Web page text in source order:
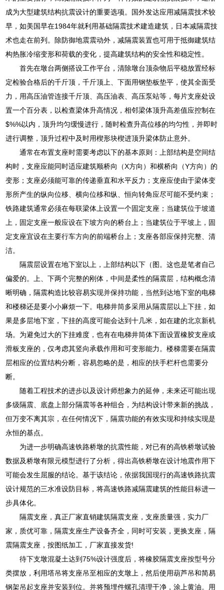
成为大型建筑结构抗震设计的重要选项。国外发达应用减隔震技术较
早，如美国早在1984年就利用基础隔震技术建造建筑，日本减隔震技
术也走在前列。除防御地震震动外，减隔震装置也可用于抵御建筑结
构热胀冷缩变形和荷载的变化，提高建筑结构的安全性和稳定性。
首先在墩台两侧搭设工作平台，清除墩台顶杂物后平稳放置经标
定检验合格后的千斤顶，千斤顶上、下面用钢垫板垫平，使其全面受
力，用高压油管连接千斤顶、高压油表、高压泵站等，每片支座处设
置一个百分表，以检查梁体升高情况，相邻梁体顶升高差值应控制在
$%%以内，顶升均匀缓慢进行，随时检查升高位移的均匀性，并即时
进行调整，顶升过程中及时用楔形块楔进顶升梁体防止意外。
通常在布置支座时需要考虑以下的基本原则：上部结构是空间结
构时，支座应能同时适应建筑顺桥向（X方向）和横桥向（Y方向）的
变形；支座必须能可靠的传递垂直和水平反力；支座应使由于梁体变
形所产生的纵向位移、横向位移和纵、恒向转角应尽可能不受约束；
铁路建筑通常必须在每联梁体上设置一个固定支座；当建筑位于坡道
上，固定支座一般应设在下坡方向的桥台上；当建筑位于平坡上，固
定支座宜设在主要行车方向的前端桥台上；支座各部应保持完整、清
洁。
隔震层设置在地下室以上，上部结构以下（图。这也是笔者自己
偏爱的。上、下两个完整的刚体，中间是柔性的隔震层，结构概念清
晰明确，隔震构造比较容易实现并保持功能，当然到达地下室的电梯
和楼梯还是要小小麻烦一下。电梯井筒多采用从隔震层以上下挂，如
果是多层地下室，下挂的高度可能会达到十几米，如在建的北京新机
场。为避免过大的下挂难度，也有在电梯井筒体下面设置橡胶支座或
滑板支座的，仅考虑其竖向承载作用和可变形能力。楼梯需要在隔震
层相应的位置结构分断，容易忽略的是，相应的扶手栏杆也需要分
断。
随着工程技术的进步以及设计师想象力的延伸，未来还可能出现
多级隔震、底盘上部分隔震等各种组合，为结构设计带来新的挑战，
但万变不离其宗，在任何情况下，隔震功能的有效实现和持续实现是
永恒的基点。
为进一步明确高速铁路桥墩的抗震性能，对已有的高铁桥墩试验
数据及桥墩有限元模型进行了分析，得出高铁桥墩在设计地震作用下
可能会发生屈服的结论。基于该结论，依据我国现行的高速铁路抗震
设计规范的三水准设防目标，将高速铁路减隔震建筑的性能目标进一
步具体化。
隔震支座，真正厂家直销建筑隔震支座，支座质量强，实力厂
家，质优可靠，隔震支座生产设备齐全，同时可安装，更换支座，隔
震隔震支座，按图纸加工，厂家直接发货!
待下支墩混凝土达到75%设计强度后，将橡胶隔震支座按型号分
类摆放，利用塔吊将支座吊至相应的支墩上，然后使用葫芦吊和简易
钢架吊起支座并安装到位。并将预埋件螺孔清理干净，涂上黄油。用